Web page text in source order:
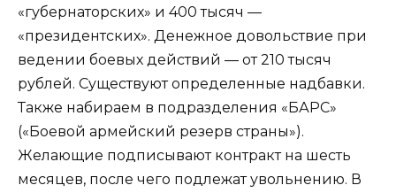
«губернаторских» и 400 тысяч —
«президентских». Денежное довольствие при
ведении боевых действий — от 210 тысяч
рублей. Существуют определенные надбавки.
Также набираем в подразделения «БАРС»
(«Боевой армейский резерв страны»).
Желающие подписывают контракт на шесть
месяцев, после чего подлежат увольнению. В